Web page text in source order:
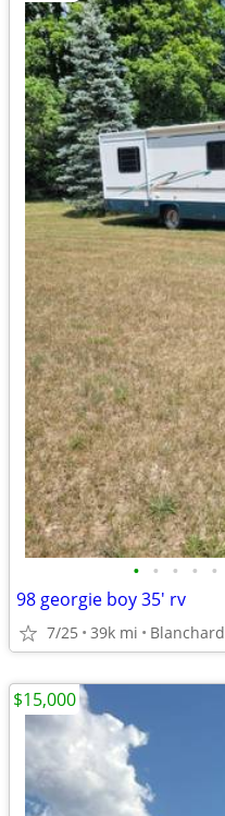
• • • • •
98 georgie boy 35' rv
7/25 39k mi Blanchard
$15,000